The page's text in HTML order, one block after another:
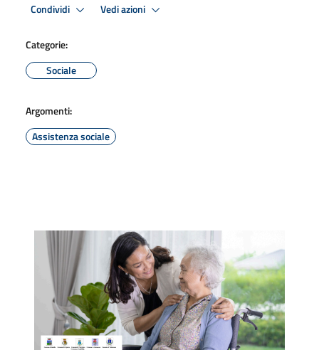
Condividi Vedi azioni
Categorie:
Sociale
Argomenti:
Assistenza sociale